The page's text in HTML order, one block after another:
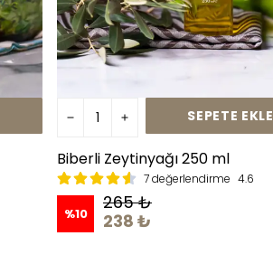
SEPETE EKLE
Biberli Zeytinyağı 250 ml
7 değerlendirme 4.6
%10
265 ₺
238 ₺